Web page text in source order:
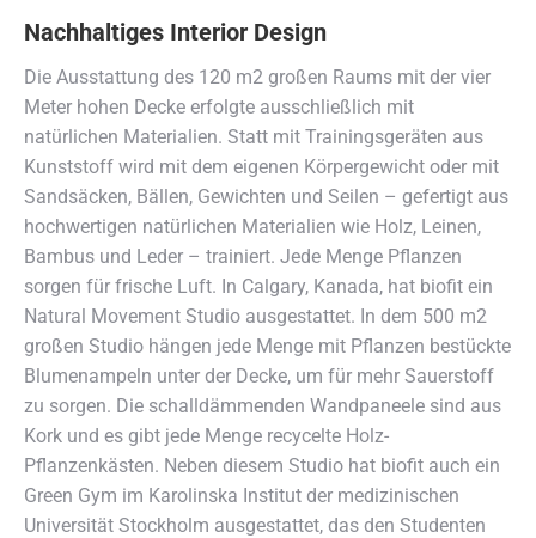
Nachhaltiges Interior Design
Die Ausstattung des 120 m2 großen Raums mit der vier
Meter hohen Decke erfolgte ausschließlich mit
natürlichen Materialien. Statt mit Trainingsgeräten aus
Kunststoff wird mit dem eigenen Körpergewicht oder mit
Sandsäcken, Bällen, Gewichten und Seilen – gefertigt aus
hochwertigen natürlichen Materialien wie Holz, Leinen,
Bambus und Leder – trainiert. Jede Menge Pflanzen
sorgen für frische Luft. In Calgary, Kanada, hat biofit ein
Natural Movement Studio ausgestattet. In dem 500 m2
großen Studio hängen jede Menge mit Pflanzen bestückte
Blumenampeln unter der Decke, um für mehr Sauerstoff
zu sorgen. Die schalldämmenden Wandpaneele sind aus
Kork und es gibt jede Menge recycelte Holz-
Pflanzenkästen. Neben diesem Studio hat biofit auch ein
Green Gym im Karolinska Institut der medizinischen
Universität Stockholm ausgestattet, das den Studenten